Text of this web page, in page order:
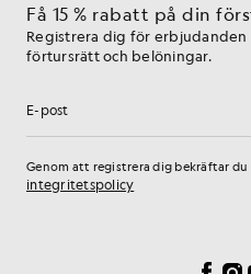
Få 15 % rabatt på din
Registrera dig för
förtursrätt och belöningar.
E-postadress
Genom att registrera dig bekräftar
integritetspolicy